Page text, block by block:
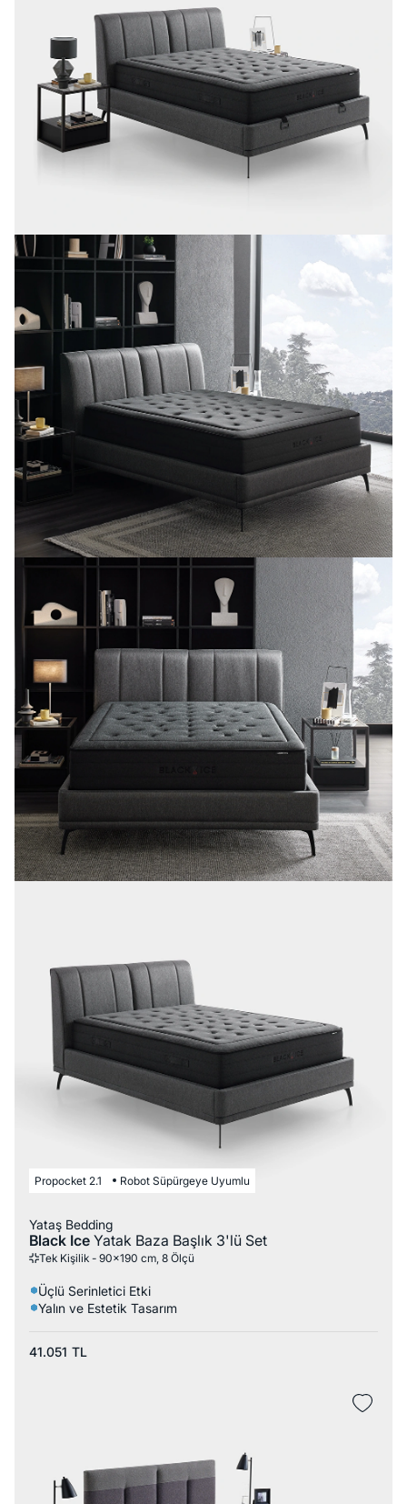
Propocket 2.1 Robot Süpürgeye Uyumlu
Yataş Bedding
Black Ice Yatak Baza Başlık 3'lü Set
Tek Kişilik - 90x190 cm, 8 Ölçü
Üçlü Serinletici Etki
Yalın ve Estetik Tasarım
41.051 TL